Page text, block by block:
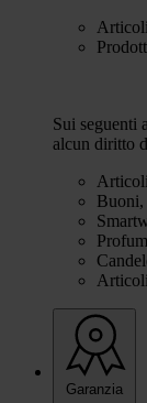
Sui seguenti
alcun diritto
Buoni,
Garanzia